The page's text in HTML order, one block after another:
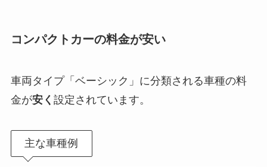
コンパクトカーの料金が安い
車両タイプ「ベーシック」に分類される車種の料
金が安く 設定されています。
主な車種例